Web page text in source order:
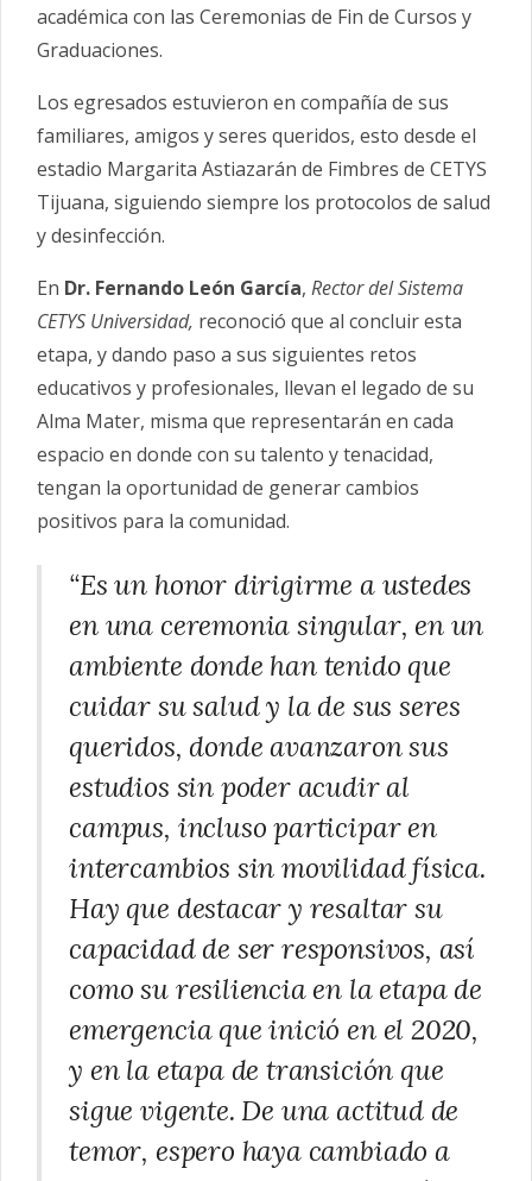
académica con las Ceremonias de Fin de Cursos y
Graduaciones.
Los egresados estuvieron en compañía de sus
familiares, amigos y seres queridos, esto desde el
estadio Margarita Astiazarán de Fimbres de CETYS
Tijuana, siguiendo siempre los protocolos de salud
y desinfección.
En Dr. Fernando León García, Rector del Sistema
CETYS Universidad, reconoció que al concluir esta
etapa, y dando paso a sus siguientes retos
educativos y profesionales, llevan el legado de su
Alma Mater, misma que representarán en cada
espacio en donde con su talento y tenacidad,
tengan la oportunidad de generar cambios
positivos para la comunidad.
“Es un honor dirigirme a ustedes
en una ceremonia singular, en un
ambiente donde han tenido que
cuidar su salud y la de sus seres
queridos, donde avanzaron sus
estudios sin poder acudir al
campus, incluso participar en
intercambios sin movilidad física.
Hay que destacar y resaltar su
capacidad de ser responsivos, así
como su resiliencia en la etapa de
emergencia que inició en el 2020,
y en la etapa de transición que
sigue vigente. De una actitud de
temor, espero haya cambiado a